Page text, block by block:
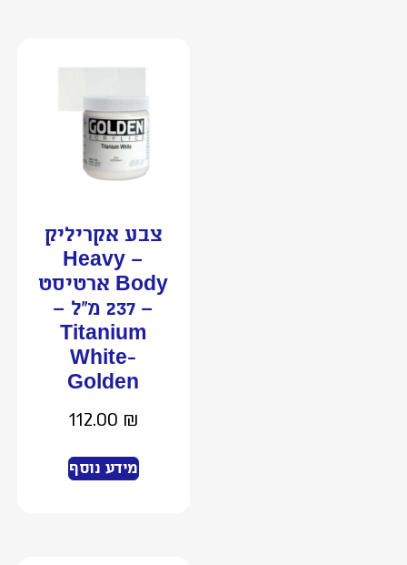
צבע אקריליק
– Heavy
Body ארטיסט
– 237 מ”ל –
Titanium
White-
Golden
112.00₪
מידע נוסף